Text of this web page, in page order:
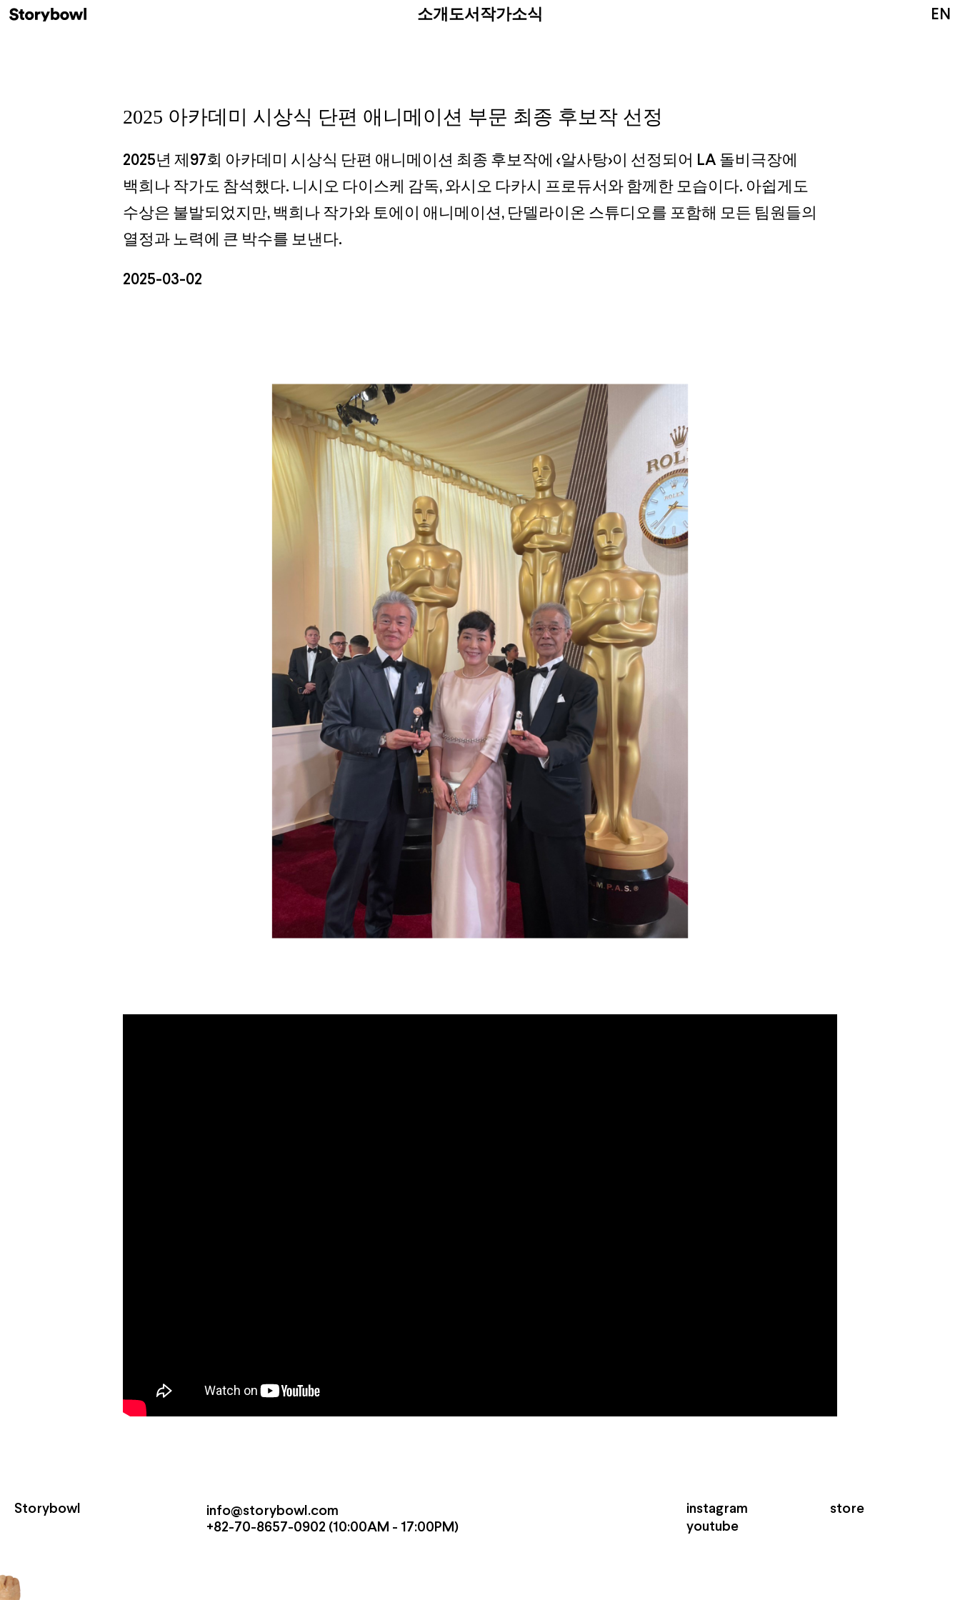
소개 도서 작가소식 EN
2025 아카데미 시상식 단편 애니메이션 부문 최종 후보작 선정
2025년 제97회 아카데미 시상식 단편 애니메이션 최종 후보작에 <알사탕>이 선정되어 LA 돌비극장에
백희나 작가도 참석했다. 니시오 다이스케 감독, 와시오 다카시 프로듀서와 함께한 모습이다. 아쉽게도
수상은 불발되었지만, 백희나 작가와 토에이 애니메이션, 단델라이온 스튜디오를 포함해 모든 팀원들의
열정과 노력에 큰 박수를 보낸다.
2025-03-02
Storybowl
info@storybowl.com
+82-70-8657-0902 (10:00AM - 17:00PM)
instagram
store
youtube